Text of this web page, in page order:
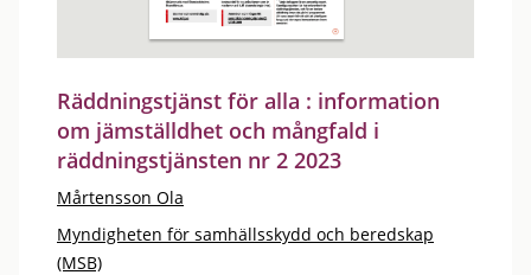
Räddningstjänst för alla : information
om jämställdhet och mångfald i
räddningstjänsten nr 2 2023
Mårtensson Ola
Myndigheten för samhällsskydd och beredskap
(MSB)